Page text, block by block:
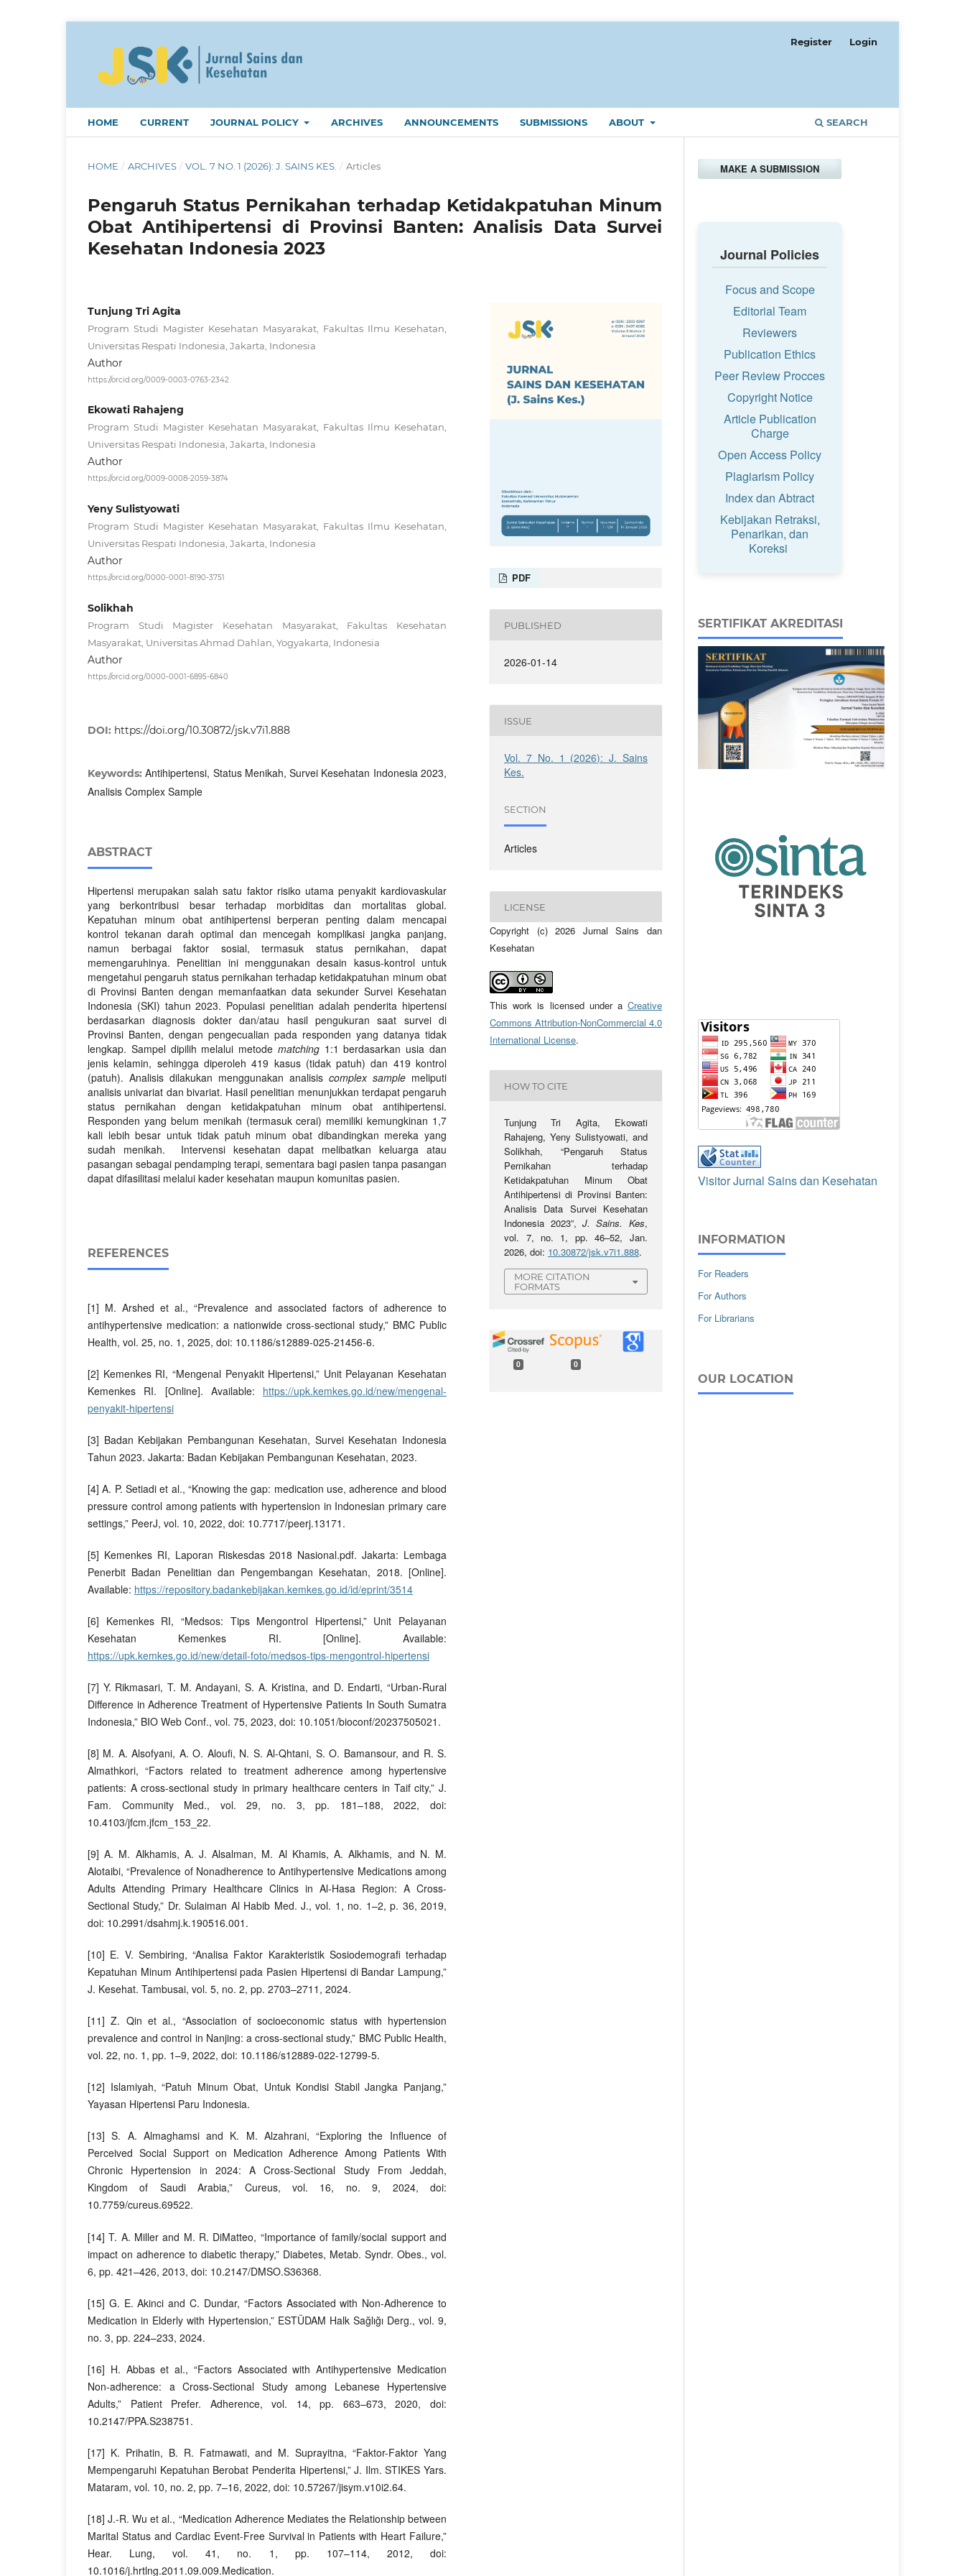
HOME CURRENT JOURNAL POLICY ARCHIVES ANNOUNCEMENTS SUBMISSIONS ABOUT SEARCH
Register Login
HOME / ARCHIVES / VOL. 7 NO. 1 (2026): J. SAINS KES. / Articles
Pengaruh Status Pernikahan terhadap Ketidakpatuhan Minum
Obat Antihipertensi di Provinsi Banten: Analisis Data Survei
Kesehatan Indonesia 2023
Tunjung Tri Agita
Program Studi Magister Kesehatan Masyarakat, Fakultas Ilmu Kesehatan,
Universitas Respati Indonesia, Jakarta, Indonesia
Author
https://orcid.org/0009-0003-0763-2342
Ekowati Rahajeng
Program Studi Magister Kesehatan Masyarakat, Fakultas Ilmu Kesehatan,
Universitas Respati Indonesia, Jakarta, Indonesia
Author
https://orcid.org/0009-0008-2059-3874
Yeny Sulistyowati
Program Studi Magister Kesehatan Masyarakat, Fakultas Ilmu Kesehatan,
Universitas Respati Indonesia, Jakarta, Indonesia
Author
https://orcid.org/0000-0001-8190-3751
Solikhah
Program Studi Magister Kesehatan Masyarakat, Fakultas Kesehatan
Masyarakat, Universitas Ahmad Dahlan, Yogyakarta, Indonesia
Author
https://orcid.org/0000-0001-6895-6840
DOI: https://doi.org/10.30872/jsk.v7i1.888
Keywords:Antihipertensi, Status Menikah, Survei Kesehatan Indonesia 2023,
Analisis Complex Sample
ABSTRACT
Hipertensi merupakan salah satu faktor risiko utama penyakit kardiovaskular
yang berkontribusi besar terhadap morbiditas dan mortalitas global.
Kepatuhan minum obat antihipertensi berperan penting dalam mencapai
kontrol tekanan darah optimal dan mencegah komplikasi jangka panjang,
namun berbagai faktor sosial, termasuk status pernikahan, dapat
memengaruhinya. Penelitian ini menggunakan desain kasus-kontrol untuk
mengetahui pengaruh status pernikahan terhadap ketidakpatuhan minum obat
di Provinsi Banten dengan memanfaatkan data sekunder Survei Kesehatan
Indonesia (SKI) tahun 2023. Populasi penelitian adalah penderita hipertensi
berdasarkan diagnosis dokter dan/atau hasil pengukuran saat survei di
Provinsi Banten, dengan pengecualian pada responden yang datanya tidak
lengkap. Sampel dipilih melalui metode matching1:1 berdasarkan usia dan
jenis kelamin, sehingga diperoleh 419 kasus (tidak patuh) dan 419 kontrol
(patuh). Analisis dilakukan menggunakan analisis complex sample meliputi
analisis univariat dan bivariat. Hasil penelitian menunjukkan terdapat pengaruh
status pernikahan dengan ketidakpatuhan minum obat antihipertensi.
Responden yang belum menikah (termasuk cerai) memiliki kemungkinan 1,7
kali lebih besar untuk tidak patuh minum obat dibandingkan mereka yang
sudah menikah. Intervensi kesehatan dapat melibatkan keluarga atau
pasangan sebagai pendamping terapi, sementara bagi pasien tanpa pasangan
dapat difasilitasi melalui kader kesehatan maupun komunitas pasien.
REFERENCES
[1] M. Arshed et al., “Prevalence and associated factors of adherence to
antihypertensive medication: a nationwide cross-sectional study,” BMC Public
Health, vol. 25, no. 1, 2025, doi: 10.1186/s12889-025-21456-6.
[2] Kemenkes RI, “Mengenal Penyakit Hipertensi,” Unit Pelayanan Kesehatan
Kemenkes RI. [Online]. Available: https://upk.kemkes.go.id/new/mengenal-
penyakit-hipertensi
[3] Badan Kebijakan Pembangunan Kesehatan, Survei Kesehatan Indonesia
Tahun 2023. Jakarta: Badan Kebijakan Pembangunan Kesehatan, 2023.
[4] A. P. Setiadi et al., “Knowing the gap: medication use, adherence and blood
pressure control among patients with hypertension in Indonesian primary care
settings,” PeerJ, vol. 10, 2022, doi: 10.7717/peerj.13171.
[5] Kemenkes RI, Laporan Riskesdas 2018 Nasional.pdf. Jakarta: Lembaga
Penerbit Badan Penelitian dan Pengembangan Kesehatan, 2018. [Online].
Available: https://repository.badankebijakan.kemkes.go.id/id/eprint/3514
[6] Kemenkes RI, “Medsos: Tips Mengontrol Hipertensi,” Unit Pelayanan
Kesehatan Kemenkes RI. [Online]. Available:
https://upk.kemkes.go.id/new/detail-foto/medsos-tips-mengontrol-hipertensi
[7] Y. Rikmasari, T. M. Andayani, S. A. Kristina, and D. Endarti, “Urban-Rural
Difference in Adherence Treatment of Hypertensive Patients In South Sumatra
Indonesia,” BIO Web Conf., vol. 75, 2023, doi: 10.1051/bioconf/20237505021.
[8] M. A. Alsofyani, A. O. Aloufi, N. S. Al-Qhtani, S. O. Bamansour, and R. S.
Almathkori, “Factors related to treatment adherence among hypertensive
patients: A cross-sectional study in primary healthcare centers in Taif city,” J.
Fam. Community Med., vol. 29, no. 3, pp. 181–188, 2022, doi:
10.4103/jfcm.jfcm_153_22.
[9] A. M. Alkhamis, A. J. Alsalman, M. Al Khamis, A. Alkhamis, and N. M.
Alotaibi, “Prevalence of Nonadherence to Antihypertensive Medications among
Adults Attending Primary Healthcare Clinics in Al-Hasa Region: A Cross-
Sectional Study,” Dr. Sulaiman Al Habib Med. J., vol. 1, no. 1–2, p. 36, 2019,
doi: 10.2991/dsahmj.k.190516.001.
[10] E. V. Sembiring, “Analisa Faktor Karakteristik Sosiodemografi terhadap
Kepatuhan Minum Antihipertensi pada Pasien Hipertensi di Bandar Lampung,”
J. Kesehat. Tambusai, vol. 5, no. 2, pp. 2703–2711, 2024.
[11] Z. Qin et al., “Association of socioeconomic status with hypertension
prevalence and control in Nanjing: a cross-sectional study,” BMC Public Health,
vol. 22, no. 1, pp. 1–9, 2022, doi: 10.1186/s12889-022-12799-5.
[12] Islamiyah, “Patuh Minum Obat, Untuk Kondisi Stabil Jangka Panjang,”
Yayasan Hipertensi Paru Indonesia.
[13] S. A. Almaghamsi and K. M. Alzahrani, “Exploring the Influence of
Perceived Social Support on Medication Adherence Among Patients With
Chronic Hypertension in 2024: A Cross-Sectional Study From Jeddah,
Kingdom of Saudi Arabia,” Cureus, vol. 16, no. 9, 2024, doi:
10.7759/cureus.69522.
[14] T. A. Miller and M. R. DiMatteo, “Importance of family/social support and
impact on adherence to diabetic therapy,” Diabetes, Metab. Syndr. Obes., vol.
6, pp. 421–426, 2013, doi: 10.2147/DMSO.S36368.
[15] G. E. Akinci and C. Dundar, “Factors Associated with Non-Adherence to
Medication in Elderly with Hypertension,” ESTÜDAM Halk Sağlığı Derg., vol. 9,
no. 3, pp. 224–233, 2024.
[16] H. Abbas et al., “Factors Associated with Antihypertensive Medication
Non-adherence: a Cross-Sectional Study among Lebanese Hypertensive
Adults,” Patient Prefer. Adherence, vol. 14, pp. 663–673, 2020, doi:
10.2147/PPA.S238751.
[17] K. Prihatin, B. R. Fatmawati, and M. Suprayitna, “Faktor-Faktor Yang
Mempengaruhi Kepatuhan Berobat Penderita Hipertensi,” J. Ilm. STIKES Yars.
Mataram, vol. 10, no. 2, pp. 7–16, 2022, doi: 10.57267/jisym.v10i2.64.
[18] J.-R. Wu et al., “Medication Adherence Mediates the Relationship between
Marital Status and Cardiac Event-Free Survival in Patients with Heart Failure,”
Hear. Lung, vol. 41, no. 1, pp. 107–114, 2012, doi:
10.1016/j.hrtlng.2011.09.009.Medication.
PDF
PUBLISHED
2026-01-14
ISSUE
Vol. 7 No. 1 (2026): J. Sains
Kes.
SECTION
Articles
LICENSE
Copyright (c) 2026 Jurnal Sains dan
Kesehatan
This work is licensed under a Creative
Commons Attribution-NonCommercial 4.0
International License.
HOW TO CITE
Tunjung Tri Agita, Ekowati
Rahajeng, Yeny Sulistyowati, and
Solikhah, “Pengaruh Status
Pernikahan terhadap
Ketidakpatuhan Minum Obat
Antihipertensi di Provinsi Banten:
Analisis Data Survei Kesehatan
Indonesia 2023”, J. Sains. Kes,
vol. 7, no. 1, pp. 46–52, Jan.
2026, doi: 10.30872/jsk.v7i1.888.
MORE CITATION
FORMATS
0 0
MAKE A SUBMISSION
Journal Policies
Focus and Scope
Editorial Team
Reviewers
Publication Ethics
Peer Review Procces
Copyright Notice
Article Publication
Charge
Open Access Policy
Plagiarism Policy
Index dan Abtract
Kebijakan Retraksi,
Penarikan, dan
Koreksi
SERTIFIKAT AKREDITASI
Visitor Jurnal Sains dan Kesehatan
INFORMATION
For Readers
For Authors
For Librarians
OUR LOCATION